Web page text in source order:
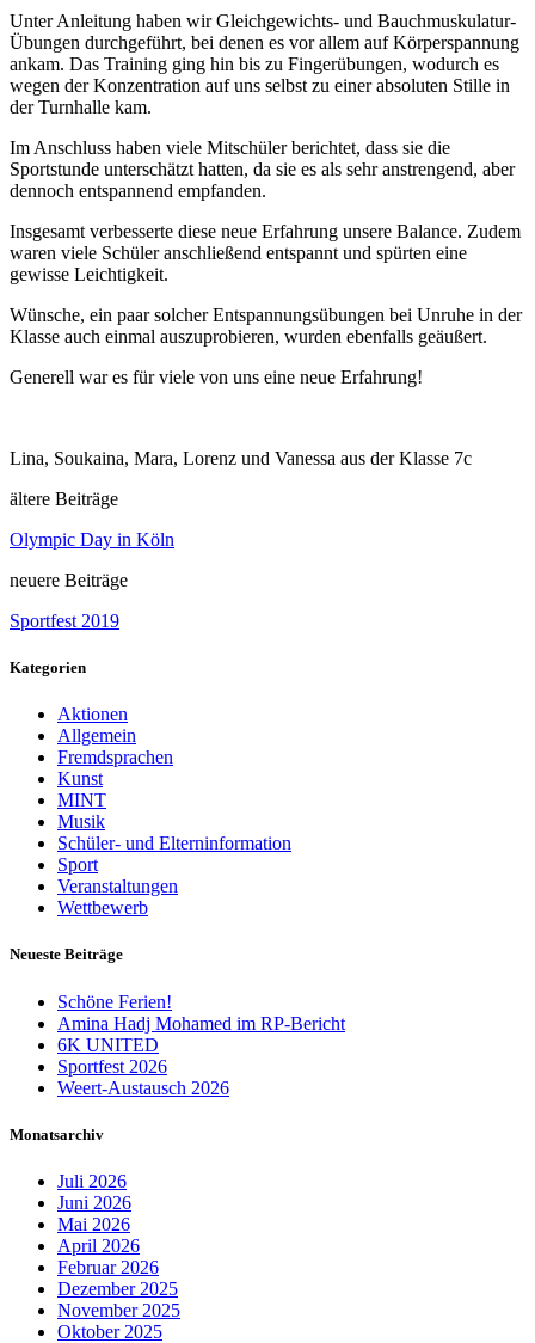
Unter Anleitung haben wir Gleichgewichts- und Bauchmuskulatur-
Übungen durchgeführt, bei denen es vor allem auf Körperspannung
ankam. Das Training ging hin bis zu Fingerübungen, wodurch es
wegen der Konzentration auf uns selbst zu einer absoluten Stille in
der Turnhalle kam.
Im Anschluss haben viele Mitschüler berichtet, dass sie die
Sportstunde unterschätzt hatten, da sie es als sehr anstrengend, aber
dennoch entspannend empfanden.
Insgesamt verbesserte diese neue Erfahrung unsere Balance. Zudem
waren viele Schüler anschließend entspannt und spürten eine
gewisse Leichtigkeit.
Wünsche, ein paar solcher Entspannungsübungen bei Unruhe in der
Klasse auch einmal auszuprobieren, wurden ebenfalls geäußert.
Generell war es für viele von uns eine neue Erfahrung!
Lina, Soukaina, Mara, Lorenz und Vanessa aus der Klasse 7c
ältere Beiträge
Olympic Day in Köln
neuere Beiträge
Sportfest 2019
Kategorien
Aktionen
Allgemein
Fremdsprachen
Kunst
MINT
Musik
Schüler- und Elterninformation
Sport
Veranstaltungen
Wettbewerb
Neueste Beiträge
Schöne Ferien!
Amina Hadj Mohamed im RP-Bericht
6K UNITED
Sportfest 2026
Weert-Austausch 2026
Monatsarchiv
Juli 2026
Juni 2026
Mai 2026
April 2026
Februar 2026
Dezember 2025
November 2025
Oktober 2025